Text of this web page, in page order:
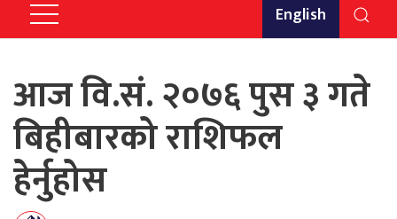
English
आज वि.सं. २०७६ पुस ३ गते
बिहीबारको राशिफल
हेर्नुहोस